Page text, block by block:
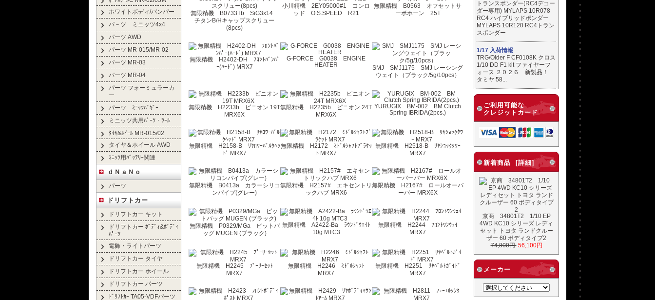
ホワイトボディ/バンパー
パ－ツ ミニッツ4x4
パーツ AWD
パーツ MR-015/MR-02
パーツ MR-03
パーツ MR-04
パーツ フォーミュラーカ
ー
パーツ ﾐﾆｯﾂﾊﾞｷﾞｰ
ミニッツ共用ﾊﾟｰﾂ・ﾂｰﾙ
ﾀｲﾔ&ﾎｲｰﾙ MR-015/02
タイヤ＆ホイール AWD
ﾐﾆｯﾂ用ﾊﾞｯﾃﾘｰ関連
ｄＮａＮｏ
パーツ
ドリフトカー
ドリフトカー キット
ドリフトカー ﾎﾞﾃﾞｨ&ﾎﾞﾃﾞｨ
ﾊﾟｰﾂ
電飾・ライトパーツ
ドリフトカー タイヤ
ドリフトカー ホイール
ドリフトカー パーツ
ﾄﾞﾘﾌﾄｶｰ TA05-VDFパーツ
無限精機 B0733Tb SiG3x14
チタンB/Hキャップスクリュー
(8pcs)
小川精機 2EY05000#1 コンロ
ッド O.S.SPEED R21
無限精機 B0563 オフセットサ
ーボホーン 25T
無限精機 H2402-DH ﾌﾛﾝﾄﾊﾞﾝﾊﾟ
ｰ(ﾊｰﾄﾞ) MRX7
G-FORCE G0038 ENGINE
HEATER
SMJ SMJ1175 SMJ レーシング
ウェイト（ブラック/5g/10pcs）
無限精機 H2233b ピニオン 19T
MRX6X
無限精機 H2235b ピニオン 24T
MRX6X
YURUGIX BM-002 BM Clutch
Spring IBRIDA(2pcs.)
無限精機 H2158-B ﾘﾔﾛﾜｰﾊﾞﾙｸﾍｯ
ﾄﾞ MRX7
無限精機 H2172 ﾐﾄﾞﾙｼｬﾌﾄﾌﾞﾗｹｯ
ﾄ MRX7
無限精機 H2518-B ﾘﾔｼｮｯｸﾀﾜｰ
MRX7
無限精機 B0413a カラーシリコ
ンパイプ(グレー)
無限精機 H2157# エキセントリ
ックハブ MRX6
無限精機 H2167# ロールオーバ
ーバー MRX6X
無限精機 P0329/MGa ピットバ
ッグ MUGEN (ブラック)
無限精機 A2422-Ba ﾗｳﾝﾄﾞｳｴｲﾄ
10g MTC3
無限精機 H2244 ﾌﾛﾝﾄﾜﾝｳｪｲ
MRX7
無限精機 H2245 ﾌﾟｰﾘｰｾｯﾄ
MRX7
無限精機 H2246 ﾐﾄﾞﾙｼｬﾌﾄ
MRX7
無限精機 H2251 ﾘﾔﾍﾞﾙﾄｶﾞｲﾄﾞ
MRX7
トランスポンダー(RC4デコー
ダー専用) MYLAPS 10R078
RC4 ハイブリッドポンダー
MYLAPS 10R120 RC4トラン
スポンダー
1/17 入荷情報
TRG/Older F CF0108K クロス
1/10 DD F1 kit ファイヤーフ
ォース ２０２６ 新製品！
タミヤ 58...
ご利用可能な
クレジットカード
新着商品 [詳細]
京商 34801T2 1/10 EP
4WD KC10 シリーズ レディ
セット トヨタ ランドクルー
ザー 60 ボディタイプ2
74,800円 56,100円
メーカー